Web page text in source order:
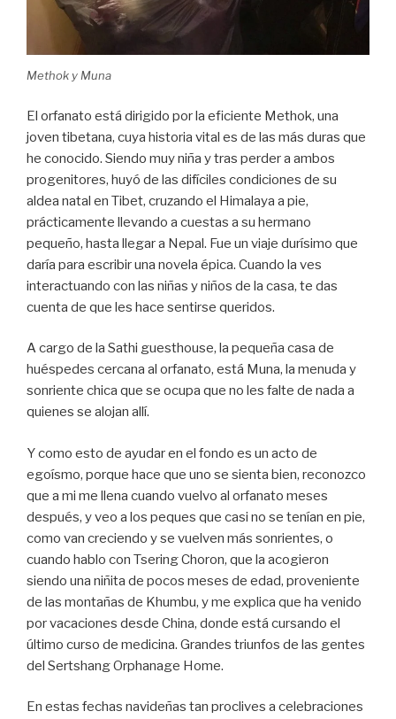
Methok y Muna
El orfanato está dirigido por la eficiente Methok, una
joven tibetana, cuya historia vital es de las más duras que
he conocido. Siendo muy niña y tras perder a ambos
progenitores, huyó de las difíciles condiciones de su
aldea natal en Tibet, cruzando el Himalaya a pie,
prácticamente llevando a cuestas a su hermano
pequeño, hasta llegar a Nepal. Fue un viaje durísimo que
daría para escribir una novela épica. Cuando la ves
interactuando con las niñas y niños de la casa, te das
cuenta de que les hace sentirse queridos.
A cargo de la Sathi guesthouse, la pequeña casa de
huéspedes cercana al orfanato, está Muna, la menuda y
sonriente chica que se ocupa que no les falte de nada a
quienes se alojan allí.
Y como esto de ayudar en el fondo es un acto de
egoísmo, porque hace que uno se sienta bien, reconozco
que a mi me llena cuando vuelvo al orfanato meses
después, y veo a los peques que casi no se tenían en pie,
como van creciendo y se vuelven más sonrientes, o
cuando hablo con Tsering Choron, que la acogieron
siendo una niñita de pocos meses de edad, proveniente
de las montañas de Khumbu, y me explica que ha venido
por vacaciones desde China, donde está cursando el
último curso de medicina. Grandes triunfos de las gentes
del Sertshang Orphanage Home.
En estas fechas navideñas tan proclives a celebraciones